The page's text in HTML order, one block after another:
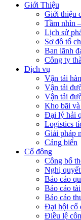
Giới Thiệu
Giới thiệu
Tầm nhìn
Lịch sử
Sơ đồ tổ
Ban lãnh
Công ty
Dịch vụ
Vận tải
Vận tải
Vận tải
Kho bãi
Đại lý hải
Logistics
Giải pháp
Cảng biển
Cổ đông
Công bố
Nghị
Báo cáo
Báo cáo
Báo cáo
Đại hội cổ
Điều lệ